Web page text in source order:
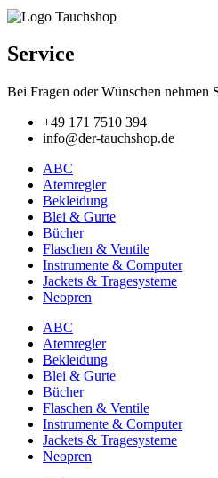
Service
Bei Fragen oder Wünschen nehmen
+49 171 7510 394
info@der-tauchshop.de
ABC
Atemregler
Bekleidung
Blei & Gurte
Bücher
Flaschen & Ventile
Instrumente & Computer
Jackets & Tragesysteme
Neopren
ABC
Atemregler
Bekleidung
Blei & Gurte
Bücher
Flaschen & Ventile
Instrumente & Computer
Jackets & Tragesysteme
Neopren